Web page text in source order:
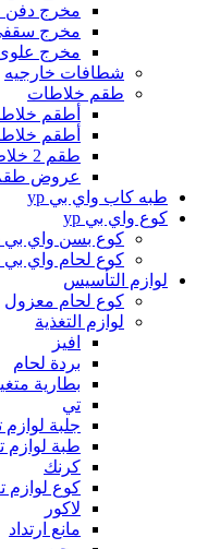
مخرج دفن
مخرج
مخرج
شطافات خارجيه
طقم خلاطات
أطقم خلاطات 2
أطقم خلاطات
طقم 2 خلاط ومسطرة
عروض
طبه كاب واي بي yp
كوع واي بي yp
كوع بسن واي بي yp
كوع لحام واي بي yp
لوازم التأسيس
كوع لحام معزول
لوازم التغذية
افيز
بردة لحام
بطارية
تي
جلبة لوازم
طبة لوازم
كرنك
كوع لوازم
لاكور
مانع ارتداد